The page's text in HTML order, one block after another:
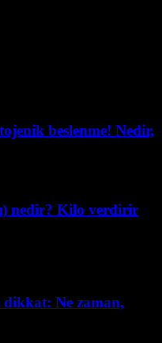
beslenme! Nedir,
nedir? Kilo verdirir
Ne zaman,